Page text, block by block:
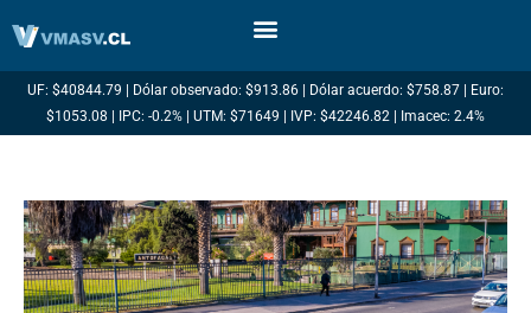
UF: $40844.79 | Dólar observado: $913.86 | Dólar acuerdo: $758.87 | Euro:
$1053.08 | IPC: -0.2% | UTM: $71649 | IVP: $42246.82 | Imacec: 2.4%